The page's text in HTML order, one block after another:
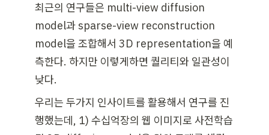
최근의 연구들은 multi-view diffusion
model과 sparse-view reconstruction
model을 조합해서 3D representation을 예
측한다. 하지만 이렇게하면 퀄리티와 일관성이
낮다.
우리는 두가지 인사이트를 활용해서 연구를 진
행했는데, 1) 수십억장의 웹 이미지로 사전학습